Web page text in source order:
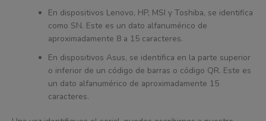
En dispositivos Lenovo, HP, MSI y Toshiba, se identifica
como SN. Este es un dato alfanumérico de
aproximadamente 8 a 15 caracteres.
En dispositivos Asus, se identifica en la parte superior
o inferior de un código de barras o código QR. Este es
un dato alfanumérico de aproximadamente 15
caracteres.